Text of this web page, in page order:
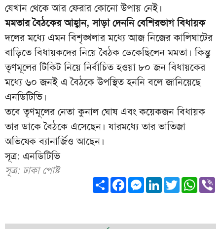
যেখান থেকে আর ফেরার কোনো উপায় নেই।
মমতার বৈঠকের আহ্বান, সাড়া দেননি বেশিরভাগ বিধায়ক
দলের মধ্যে এমন বিশৃঙ্খলার মধ্যে আজ নিজের কালিঘাটের
বাড়িতে বিধায়কদের নিয়ে বৈঠক ডেকেছিলেন মমতা। কিন্তু
তৃণমূলের টিকিট নিয়ে নির্বাচিত হওয়া ৮০ জন বিধায়কের
মধ্যে ৬০ জনই এ বৈঠকে উপস্থিত হননি বলে জানিয়েছে
এনডিটিভি।
তবে তৃণমূলের নেতা কুনাল ঘোষ এবং কয়েকজন বিধায়ক
তার ডাকে বৈঠকে এসেছেন। যারমধ্যে তার ভাতিজা
অভিষেক ব্যানার্জিও আছেন।
সূত্র: এনডিটিভি
সূত্র: ঢাকা পোষ্ট
ShareFacebook
Messenger
LinkedIn
Twitter